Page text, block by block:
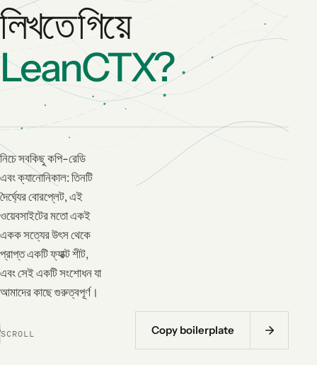
লিখতে গিয়ে
LeanCTX?
নিচে সবকিছু কপি-রেডি
এবং ক্যানোনিকাল: তিনটি
দৈর্ঘ্যের বোরপ্লেট, এই
ওয়েবসাইটের মতো একই
একক সত্যের উৎস থেকে
প্রাপ্ত একটি ফ্যাক্ট শীট,
এবং সেই একটি সংশোধন যা
আমাদের কাছে গুরুত্বপূর্ণ।
SCROLL Copy boilerplate